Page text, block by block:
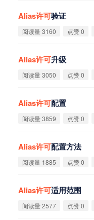
Alias许可验证
阅读量 3160 点赞 0
Alias许可升级
阅读量 3050 点赞 0
Alias许可配置
阅读量 3859 点赞 0
Alias许可配置方法
阅读量 1885 点赞 0
Alias许可适用范围
阅读量 2577 点赞 0